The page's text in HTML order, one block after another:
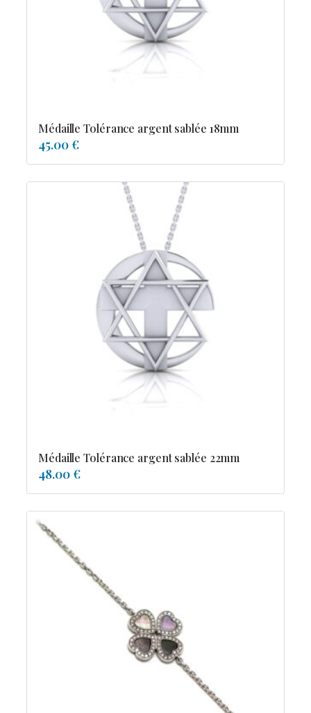
Médaille Tolérance argent sablée 18mm
45.00 €
Médaille Tolérance argent sablée 22mm
48.00 €